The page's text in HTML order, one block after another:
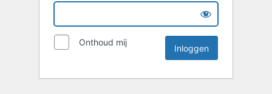
Onthoud mij